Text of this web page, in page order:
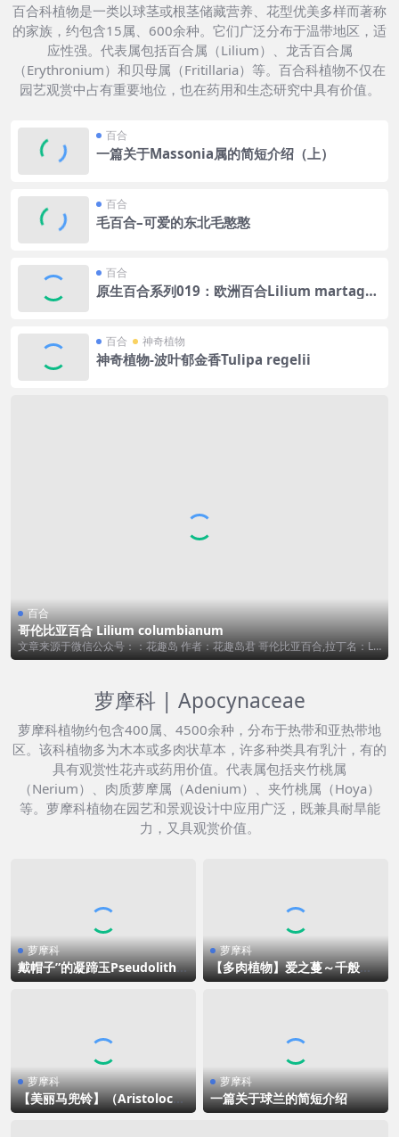
百合科植物是一类以球茎或根茎储藏营养、花型优美多样而著称
的家族，约包含15属、600余种。它们广泛分布于温带地区，适
应性强。代表属包括百合属（Lilium）、龙舌百合属
（Erythronium）和贝母属（Fritillaria）等。百合科植物不仅在
园艺观赏中占有重要地位，也在药用和生态研究中具有价值。
百合
哥伦比亚百合 Lilium columbianum
文章来源于微信公众号：：花趣岛 作者：花趣岛君 哥伦比亚百合,拉丁名：Lili
u...
百合
一篇关于Massonia属的简短介绍（上）
百合
毛百合–可爱的东北毛憨憨
百合
原生百合系列019：欧洲百合Lilium martago
百合 神奇植物
神奇植物-波叶郁金香Tulipa regelii
萝摩科 | Apocynaceae
萝摩科植物约包含400属、4500余种，分布于热带和亚热带地
区。该科植物多为木本或多肉状草本，许多种类具有乳汁，有的
具有观赏性花卉或药用价值。代表属包括夹竹桃属
（Nerium）、肉质萝摩属（Adenium）、夹竹桃属（Hoya）
等。萝摩科植物在园艺和景观设计中应用广泛，既兼具耐旱能
力，又具观赏价值。
萝摩科
戴帽子”的凝蹄玉Pseudolitho
s migiurtinus
萝摩科
【多肉植物】爱之蔓～千般风
情，生生不息。
萝摩科
【美丽马兜铃】（Aristolochi
a littoralis）
萝摩科
一篇关于球兰的简短介绍